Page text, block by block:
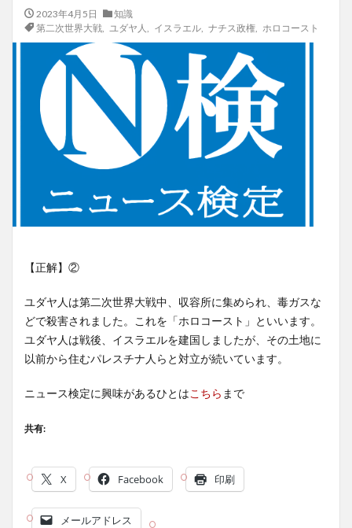
2023年4月5日
知識
第二次世界大戦, ユダヤ人 イスラエル, ナチス政権, ホロコースト
【正解】②
ユダヤ人は第二次世界大戦中、収容所に集められ、毒ガスな
どで殺害されました。これを「ホロコースト」といいます。
ユダヤ人は戦後、イスラエルを建国しましたが、その土地に
以前から住むパレスチナ人らと対立が続いています。
ニュース検定に興味があるひとはこちら まで
共有:
X Facebook 印刷
メールアドレス